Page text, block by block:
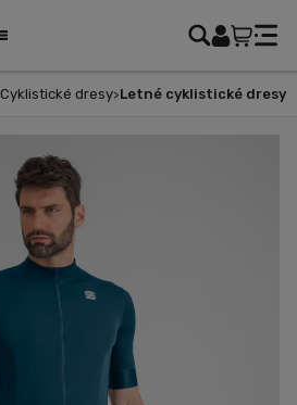
Cyklistické dresy Letné cyklistické dresy